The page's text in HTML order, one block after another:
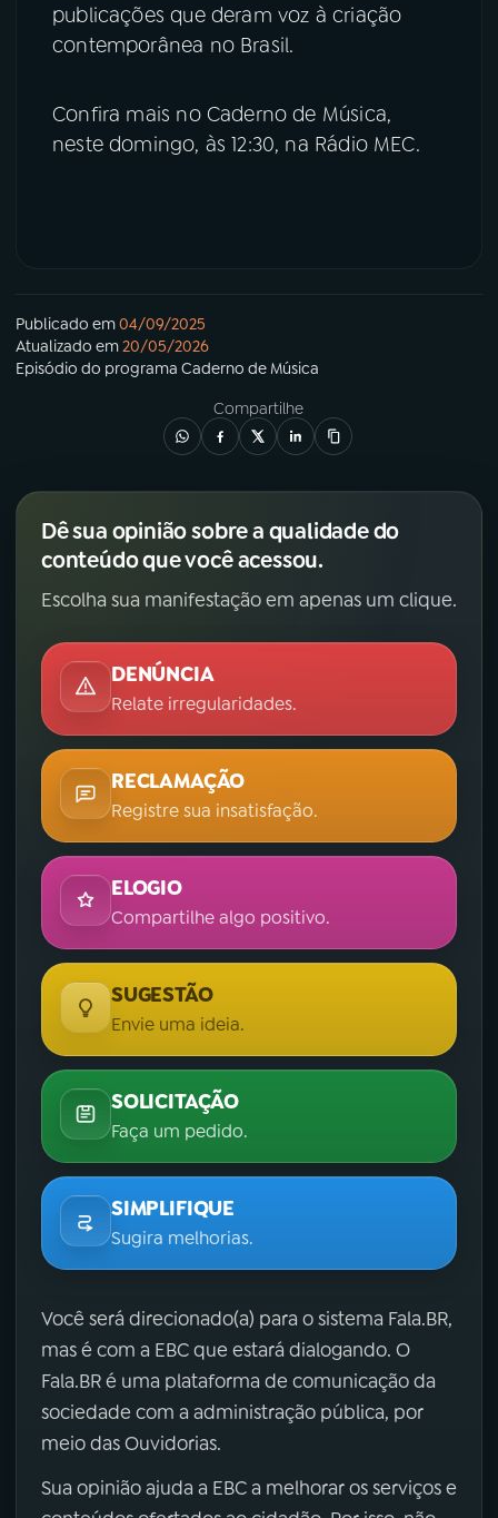
publicações que deram voz à criação
contemporânea no Brasil.
Confira mais no Caderno de Música,
neste domingo, às 12:30, na Rádio MEC.
Publicado em04/09/2025
Atualizado em20/05/2026
Episódio do programa Caderno de Música
Compartilhe
Dê sua opinião sobre a qualidade do
conteúdo que você acessou.
Escolha sua manifestação em apenas um clique.
DENÚNCIA
Relate irregularidades.
RECLAMAÇÃO
Registre sua insatisfação.
ELOGIO
Compartilhe algo positivo.
SUGESTÃO
Envie uma ideia.
SOLICITAÇÃO
Faça um pedido.
SIMPLIFIQUE
Sugira melhorias.
Você será direcionado(a) para o sistema Fala.BR,
mas é com a EBC que estará dialogando. O
Fala.BR é uma plataforma de comunicação da
sociedade com a administração pública, por
meio das Ouvidorias.
Sua opinião ajuda a EBC a melhorar os serviços e